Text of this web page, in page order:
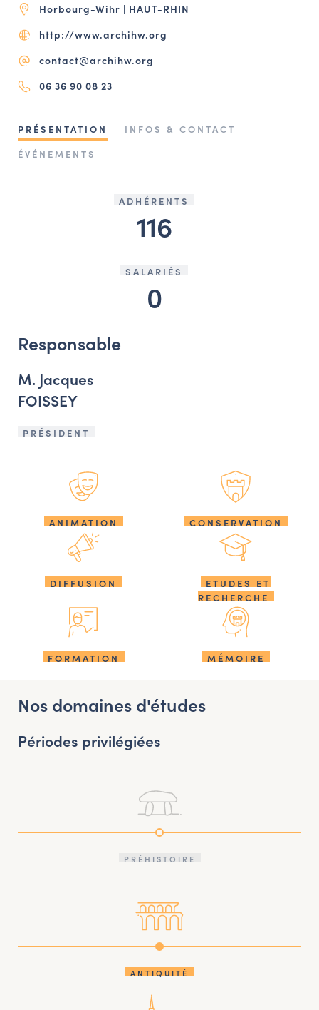
Espace acteurs
NAVIGATION FILTRÉE « ACTEURS »
PORTAIL CULTURE
Comité d'Histoire Régionale
Service Inventaire et Patrimoines de la Région Grand Est
Responsables de structures
Horbourg-Wihr | HAUT-RHIN
http://www.archihw.org
contact@archihw.org
06 36 90 08 23
PRÉSENTATION
INFOS & CONTACT
ÉVÉNEMENTS
ADHÉRENTS
116
SALARIÉS
0
Responsable
M. Jacques
FOISSEY
PRÉSIDENT
ANIMATION CONSERVATION
DIFFUSION
ETUDES ET
RECHERCHE
FORMATION MÉMOIRE
Nos domaines d'études
Périodes privilégiées
PRÉHISTOIRE
ANTIQUITÉ